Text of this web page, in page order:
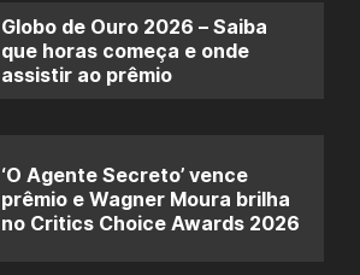
Globo de Ouro 2026 – Saiba
que horas começa e onde
assistir ao prêmio
‘O Agente Secreto’ vence
prêmio e Wagner Moura brilha
no Critics Choice Awards 2026